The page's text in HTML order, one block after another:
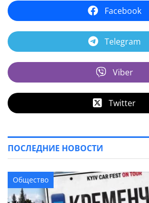
Facebook
Telegram
Viber
Twitter
ПОСЛЕДНИЕ НОВОСТИ
Общество